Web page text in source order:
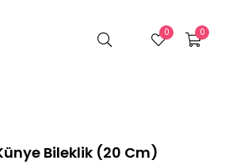
0
0
Bileklik (20 Cm)